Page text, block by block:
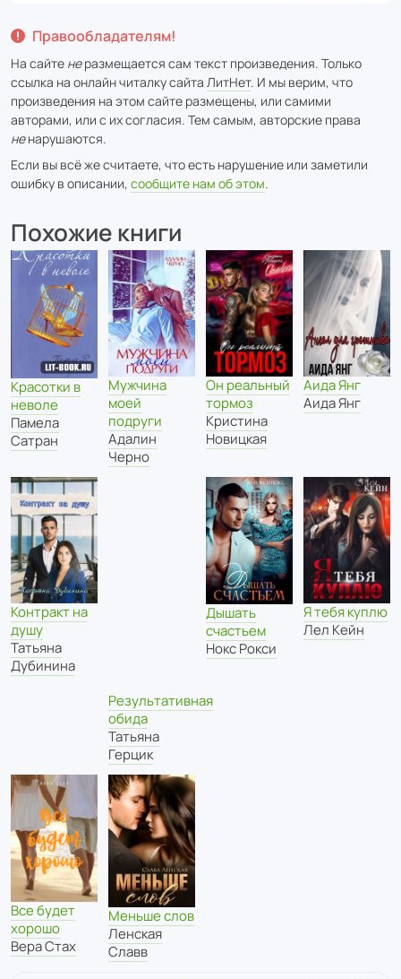
Правообладателям!
На сайте неразмещается сам текст произведения. Только
ссылка на онлайн читалку сайта ЛитНет. И мы верим, что
произведения на этом сайте размещены, или самими
авторами, или с их согласия. Тем самым, авторские права
ненарушаются.
Если вы всё же считаете, что есть нарушение или заметили
ошибку в описании, сообщите нам об этом.
Похожие книги
Красотки в
неволе
Памела
Сатран
Мужчина
моей
подруги
Адалин
Черно
Он реальный
тормоз
Кристина
Новицкая
Аида Янг
Аида Янг
Контракт на
душу
Татьяна
Дубинина
Результативная
обида
Татьяна
Герцик
Дышать
счастьем
Нокс Рокси
Я тебя куплю
Лел Кейн
Все будет
хорошо
Вера Стах
Меньше слов
Ленская
Славв